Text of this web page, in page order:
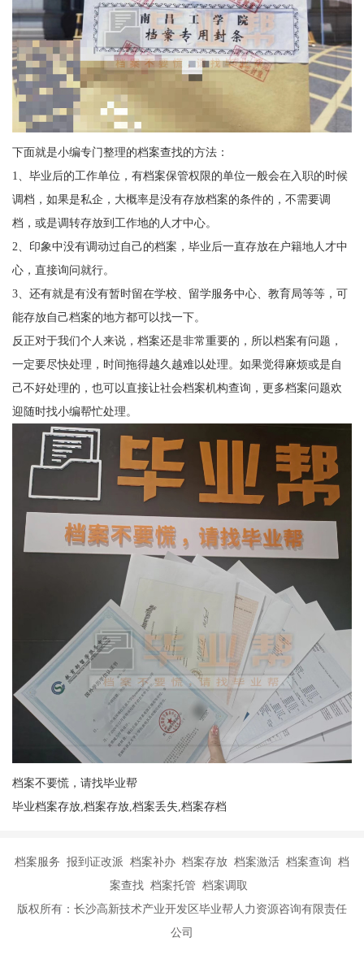
下面就是小编专门整理的档案查找的方法：
1
、毕业后的工作单位，有档案保管权限的单位一般会在入职的时候
调档，如果是私企，大概率是没有存放档案的条件的，不需要调
档，或是调转存放到工作地的人才中心。
2 、印象中没有调动过自己的档案，毕业后一直存放在户籍地人才中
心，直接询问就行。
3、还有就是有没有暂时留在学校、留学服务中心、教育局等等，可
能存放自己档案的地方都可以找一下。
反正对于我们个人来说，档案还是非常重要的，所以档案有问题，
一定要尽快处理，时间拖得越久越难以处理。如果觉得麻烦或是自
己不好处理的，也可以直接让社会档案机构查询，更多档案问题欢
迎随时找小编帮忙处理。
档案不要慌，请找毕业帮
毕业档案存放,档案存放,档案丢失,档案存档
档案服务 报到证改派 档案补办 档案存放 档案激活 档案查询 档
案查找 档案托管 档案调取
版权所有：长沙高新技术产业开发区毕业帮人力资源咨询有限责任
公司